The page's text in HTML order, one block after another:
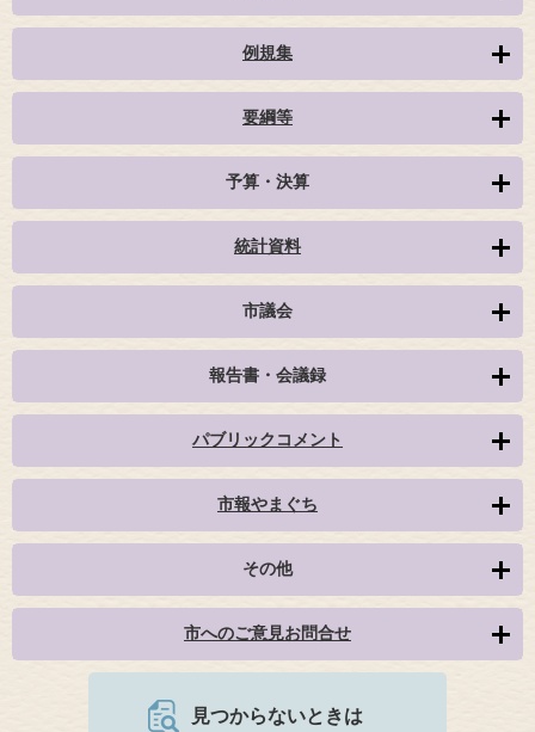
例規集
要綱等
予算・決算
統計資料
市議会
報告書・会議録
パブリックコメント
市報やまぐち
その他
市へのご意見お問合せ
見つからないときは